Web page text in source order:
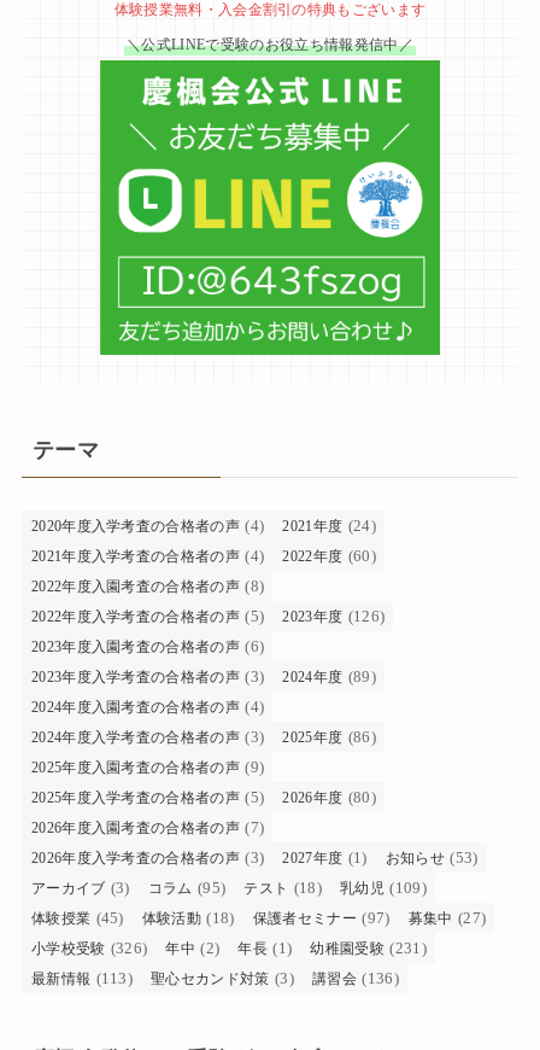
体験授業無料・入会金割引の特典もございます
＼公式LINEで受験のお役立ち情報発信中／
テーマ
2020年度入学考査の合格者の声 (4) 2021年度 (24)
2021年度入学考査の合格者の声 (4) 2022年度 (60)
2022年度入園考査の合格者の声 (8)
2022年度入学考査の合格者の声 (5) 2023年度 (126)
2023年度入園考査の合格者の声 (6)
2023年度入学考査の合格者の声 (3) 2024年度 (89)
2024年度入園考査の合格者の声 (4)
2024年度入学考査の合格者の声 (3) 2025年度 (86)
2025年度入園考査の合格者の声 (9)
2025年度入学考査の合格者の声 (5) 2026年度 (80)
2026年度入園考査の合格者の声 (7)
2026年度入学考査の合格者の声 (3) 2027年度 (1) お知らせ (53)
アーカイブ (3) コラム (95) テスト (18) 乳幼児 (109)
体験授業 (45) 体験活動 (18) 保護者セミナー (97) 募集中 (27)
小学校受験 (326) 年中 (2) 年長 (1) 幼稚園受験 (231)
最新情報 (113) 聖心セカンド対策 (3) 講習会 (136)